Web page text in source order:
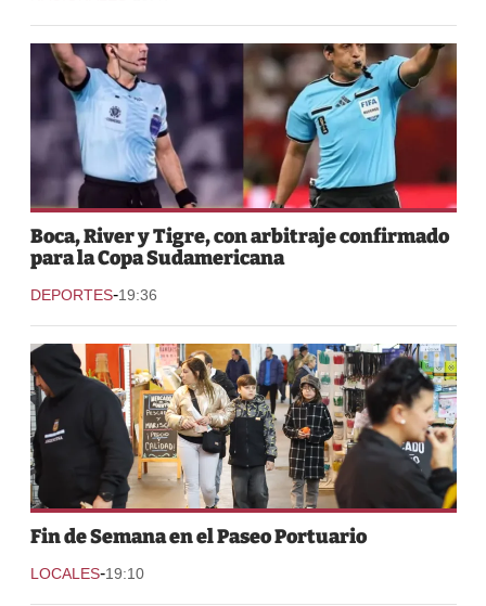
Boca, River y Tigre, con arbitraje confirmado
para la Copa Sudamericana
DEPORTES-19:36
Fin de Semana en el Paseo Portuario
LOCALES-19:10